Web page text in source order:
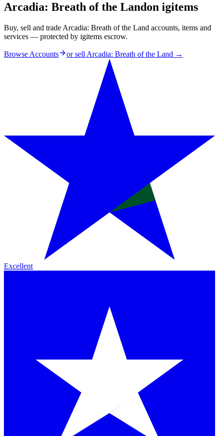
Arcadia: Breath of the Landon igitems
Buy, sell and trade Arcadia: Breath of the Land accounts, items and
services — protected by igitems escrow.
Browse Accounts or sell Arcadia: Breath of the Land →
Excellent